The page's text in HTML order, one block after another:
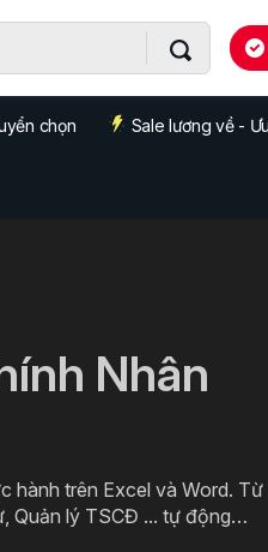
chọn Sale lương về -
Nhân
hành trên Excel và Word. Từ
Quản lý TSCĐ ... tự động